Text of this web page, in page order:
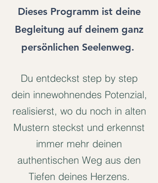
Dieses Programm ist deine
Begleitung auf deinem ganz
persönlichen Seelenweg.
Du entdeckst step by step
dein innewohnendes Potenzial,
realisierst, wo du noch in alten
Mustern steckst und erkennst
immer mehr deinen
authentischen Weg aus den
Tiefen deines Herzens.